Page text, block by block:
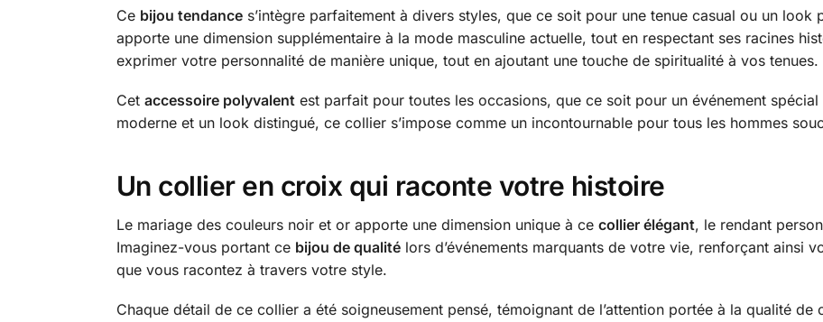
Ce bijou tendances’intègre parfaitement à divers styles, que ce soit pour une tenue casual ou un look
apporte une dimension supplémentaire à la mode masculine actuelle, tout en respectant ses racines
exprimer votre personnalité de manière unique, tout en ajoutant une touche de spiritualité à vos tenues.
Cet accessoire polyvalent est parfait pour toutes les occasions, que ce soit pour un événement
moderne et un look distingué, ce collier s’impose comme un incontournable pour tous les hommes
Un collier en croix qui raconte votre histoire
Le mariage des couleurs noir et or apporte une dimension unique à ce collier élégant, le rendant
Imaginez-vous portant ce bijou de qualitélors d’événements marquants de votre vie, renforçant ainsi
que vous racontez à travers votre style.
Chaque détail de ce collier a été soigneusement pensé, témoignant de l’attention portée à la qualité de